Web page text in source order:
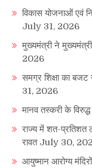
विकास योजनाओं एवं
July 31, 2026
मुख्यमंत्री ने
2026
समग्र शिक्षा का बजट
31, 2026
मानव तस्करी के
राज्य में शत-प्रतिशत
रावत July 30,
आयुष्मान आरोग्य